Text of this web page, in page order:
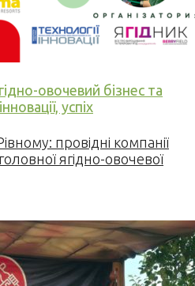
овочевий бізнес та
успіх
провідні компанії
ягідно-овочевої